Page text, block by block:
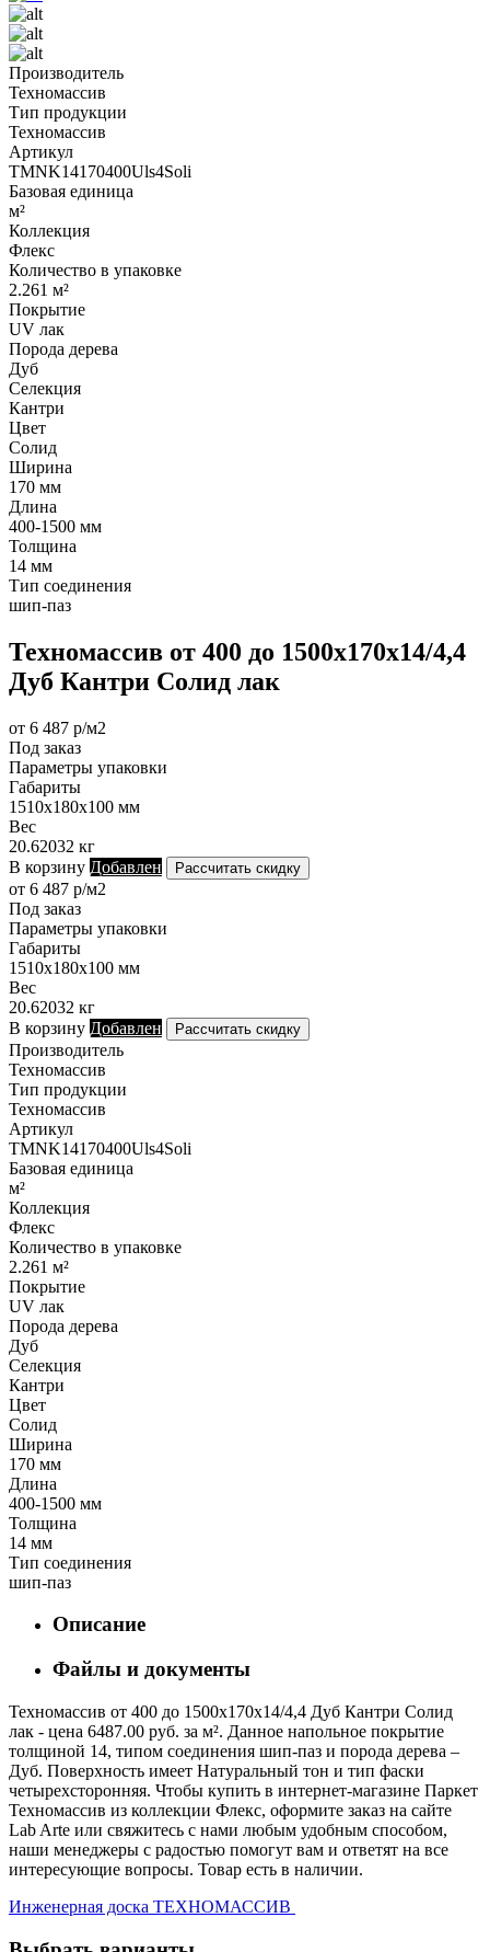
Производитель
Техномассив
Тип продукции
Техномассив
Артикул
TMNK14170400Uls4Soli
Базовая единица
м²
Коллекция
Флекс
Количество в упаковке
2.261 м²
Покрытие
UV лак
Порода дерева
Дуб
Селекция
Кантри
Цвет
Солид
Ширина
170 мм
Длина
400-1500 мм
Толщина
14 мм
Тип соединения
шип-паз
Техномассив от 400 до 1500х170х14/4,4
Дуб Кантри Солид лак
от 6 487 р/м2
Под заказ
Параметры упаковки
Габариты
1510х180х100 мм
Вес
20.62032 кг
В корзину Добавлен Рассчитать скидку
от 6 487 р/м2
Под заказ
Параметры упаковки
Габариты
1510х180х100 мм
Вес
20.62032 кг
В корзину Добавлен Рассчитать скидку
Производитель
Техномассив
Тип продукции
Техномассив
Артикул
TMNK14170400Uls4Soli
Базовая единица
м²
Коллекция
Флекс
Количество в упаковке
2.261 м²
Покрытие
UV лак
Порода дерева
Дуб
Селекция
Кантри
Цвет
Солид
Ширина
170 мм
Длина
400-1500 мм
Толщина
14 мм
Тип соединения
шип-паз
Описание
Файлы и документы
Техномассив от 400 до 1500х170х14/4,4 Дуб Кантри Солид
лак - цена 6487.00 руб. за м². Данное напольное покрытие
толщиной 14, типом соединения шип-паз и порода дерева –
Дуб. Поверхность имеет Натуральный тон и тип фаски
четырехсторонняя. Чтобы купить в интернет-магазине Паркет
Техномассив из коллекции Флекс, оформите заказ на сайте
Lab Arte или свяжитесь с нами любым удобным способом,
наши менеджеры с радостью помогут вам и ответят на все
интересующие вопросы. Товар есть в наличии.
Инженерная доска ТЕХНОМАССИВ